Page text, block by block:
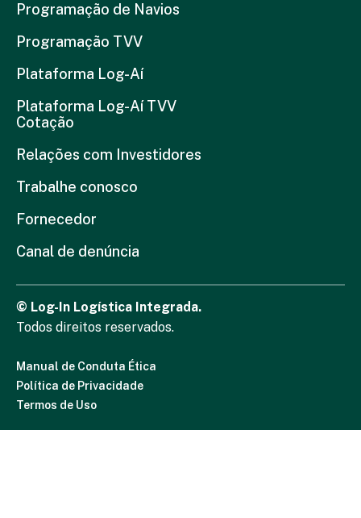
Programação de Navios
Programação TVV
Plataforma Log-Aí
Plataforma Log-Aí TVV
Cotação
Relações com Investidores
Trabalhe conosco
Fornecedor
Canal de denúncia
© Log-In Logística Integrada.
Todos direitos reservados.
Manual de Conduta Ética
Política de Privacidade
Termos de Uso